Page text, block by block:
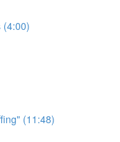
(4:00)
(11:48)